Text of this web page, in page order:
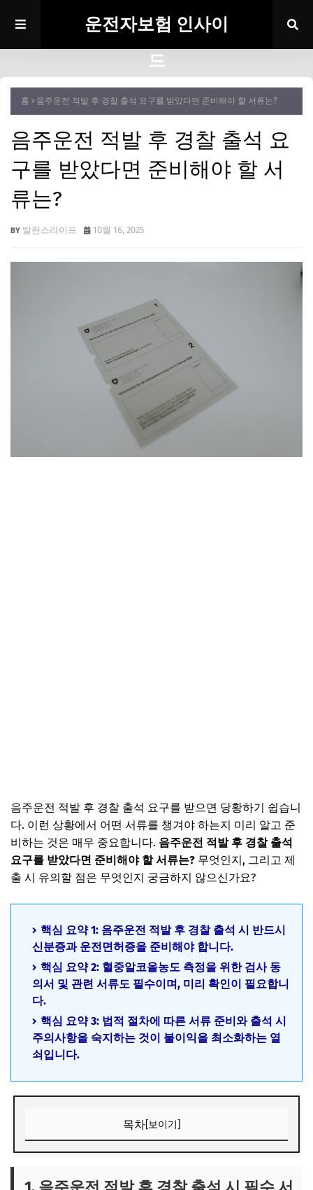
운전자보험 인사이
드
홈 음주운전 적발 후 경찰 출석 요구를 받았다면 준비해야 할 서류는?
음주운전 적발 후 경찰 출석 요
구를 받았다면 준비해야 할 서
류는?
발란스라이프 10월 16, 2025
음주운전 적발 후 경찰 출석 요구를 받으면 당황하기 쉽습니
다. 이런 상황에서 어떤 서류를 챙겨야 하는지 미리 알고 준
비하는 것은 매우 중요합니다. 음주운전 적발 후 경찰 출석
요구를 받았다면 준비해야 할 서류는? 무엇인지, 그리고 제
출 시 유의할 점은 무엇인지 궁금하지 않으신가요?
핵심 요약 1: 음주운전 적발 후 경찰 출석 시 반드시
신분증과 운전면허증을 준비해야 합니다.
핵심 요약 2: 혈중알코올농도 측정을 위한 검사 동
의서 및 관련 서류도 필수이며, 미리 확인이 필요합니
다.
핵심 요약 3: 법적 절차에 따른 서류 준비와 출석 시
주의사항을 숙지하는 것이 불이익을 최소화하는 열
쇠입니다.
목차[보이기]
1) 기본적으로 반드시 준비해야 할 신분증과 운전면허증